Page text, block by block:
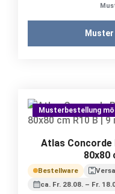
Musterbestellung
Atlas
80x80
Bestellware
ca. Fr. 28.08. – Fr.